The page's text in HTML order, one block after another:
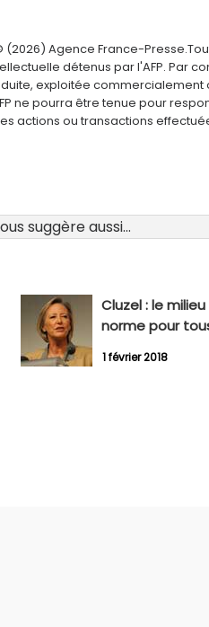
Agence France-
détenus par l'AFP. Par
exploitée commercialement
ne pourra être tenue pour
actions ou transactions
suggère aussi...
Cluzel : le
norme pour
1 février 2018